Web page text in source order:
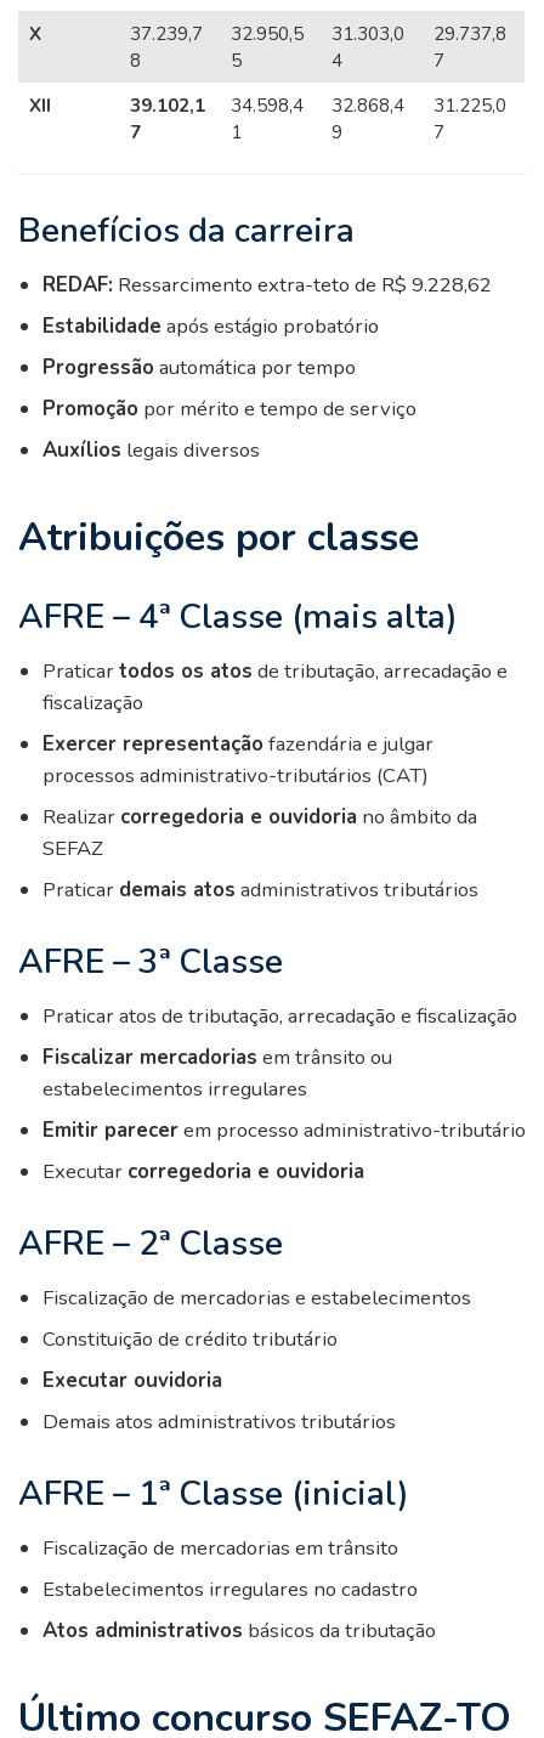
X
37.239,7
8
32.950,5
5
31.303,0
4
29.737,8
7
XII
39.102,1
7
34.598,4
1
32.868,4
9
31.225,0
7
Benefícios da carreira
REDAF: Ressarcimento extra-teto de R$ 9.228,62
Estabilidade após estágio probatório
Progressão automática por tempo
Promoção por mérito e tempo de serviço
Auxílios legais diversos
Atribuições por classe
AFRE – 4ª Classe (mais alta)
Praticartodos os atos de tributação, arrecadação e
fiscalização
Exercer representação fazendária e julgar
processos administrativo-tributários (CAT)
Realizar corregedoria e ouvidoria no âmbito da
SEFAZ
Praticar demais atos administrativos tributários
AFRE – 3ª Classe
Praticar atos de tributação, arrecadação e fiscalização
Fiscalizar mercadorias em trânsito ou
estabelecimentos irregulares
Emitir parecerem processo administrativo-tributário
Executar corregedoria e ouvidoria
AFRE – 2ª Classe
Fiscalização de mercadorias e estabelecimentos
Constituição de crédito tributário
Executar ouvidoria
Demais atos administrativos tributários
AFRE – 1ª Classe (inicial)
Fiscalização de mercadorias em trânsito
Estabelecimentos irregulares no cadastro
Atos administrativos básicos da tributação
Último concurso SEFAZ-TO